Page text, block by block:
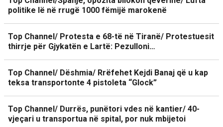
politike lë në rrugë 1000 fëmijë marokenë
Top Channel/ Protesta e 68-të në Tiranë/ Protestuesit
thirrje për Gjykatën e Lartë: Pezulloni…
Top Channel/ Dëshmia/ Rrëfehet Kejdi Banaj që u kap
teksa transportonte 4 pistoleta “Glock”
Top Channel/ Durrës, punëtori vdes në kantier/ 40-
vjeçari u transportua në spital, por nuk mbijetoi